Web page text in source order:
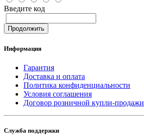
Введите код
Продолжить
Информация
Гарантия
Доставка и оплата
Политика конфиденциальности
Условия соглашения
Договор розничной купли-продажи
Служба поддержки